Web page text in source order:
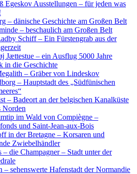
Egeskov Ausstellungen – für jeden was
– dänische Geschichte am Großen Belt
– beschaulich am Großen Belt
Schiff – Ein Fürstengrab aus der
Jættestue – ein Ausflug 5000 Jahre
in die Geschichte
– Gräber von Lindeskov
– Hauptstadt des „Südfünischen
– Badeort an der belgischen Kanalküste
Norden
im Wald von Compiègne –
und Saint-Jean-aux-Bois
in der Bretagne – Korsaren und
Zwiebelhändler
– die Champagner – Stadt unter der
– sehenswerte Hafenstadt der Normandie